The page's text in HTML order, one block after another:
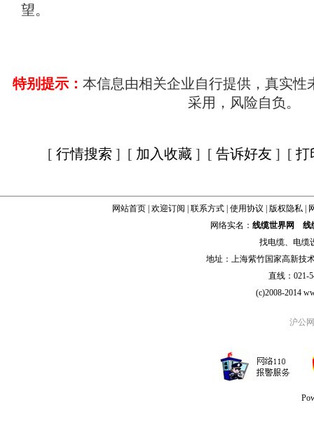
望。
特别提示： 本信息由相关企业自行提供，真实性
采用，风险自负。
[ 行情搜索 ] [ 加入收藏] [ 告诉好友 ] [ 打
网站首页| 欢迎订阅 联系方式| 使用协议 版权隐私|
网络实名： 线缆世界网
线
找电缆、 电缆
地址：上海紫竹国家高新技
直线：021-
(c)2008-2014
沪公